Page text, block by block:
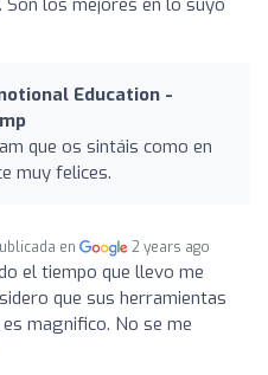
Education -
que os sintáis como en
muy felices.
en 2 years ago
el tiempo que llevo me
que sus herramientas
magnifico. No se me